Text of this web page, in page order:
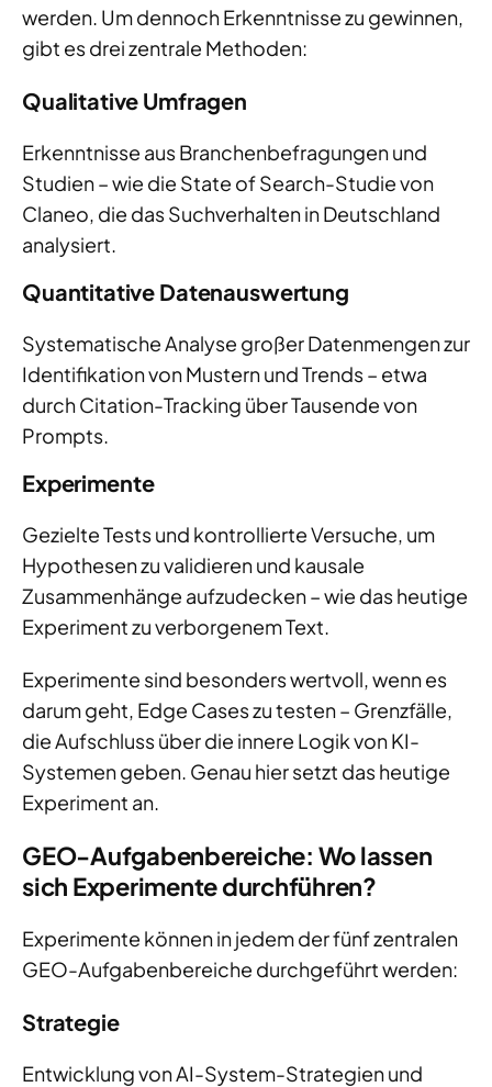
werden. Um dennoch Erkenntnisse zu gewinnen,
gibt es drei zentrale Methoden:
Qualitative Umfragen
Erkenntnisse aus Branchenbefragungen und
Studien – wie die State of Search-Studie von
Claneo, die das Suchverhalten in Deutschland
analysiert.
Quantitative Datenauswertung
Systematische Analyse großer Datenmengen zur
Identifikation von Mustern und Trends – etwa
durch Citation-Tracking über Tausende von
Prompts.
Experimente
Gezielte Tests und kontrollierte Versuche, um
Hypothesen zu validieren und kausale
Zusammenhänge aufzudecken – wie das heutige
Experiment zu verborgenem Text.
Experimente sind besonders wertvoll, wenn es
darum geht, Edge Cases zu testen – Grenzfälle,
die Aufschluss über die innere Logik von KI-
Systemen geben. Genau hier setzt das heutige
Experiment an.
GEO-Aufgabenbereiche: Wo lassen
sich Experimente durchführen?
Experimente können in jedem der fünf zentralen
GEO-Aufgabenbereiche durchgeführt werden:
Strategie
Entwicklung von AI-System-Strategien und